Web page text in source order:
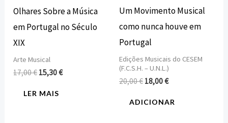
Olhares Sobre a Música
em Portugal no Século
XIX
Arte Musical
17,00€ 15,30€
LER MAIS
Um Movimento Musical
como nunca houve em
Portugal
Edições Musicais do CESEM
(F.C.S.H. – U.N.L.)
20,00€ 18,00€
ADICIONAR